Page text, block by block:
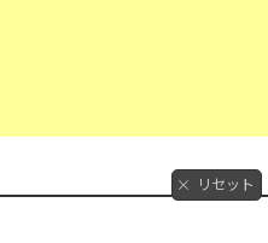
リセット